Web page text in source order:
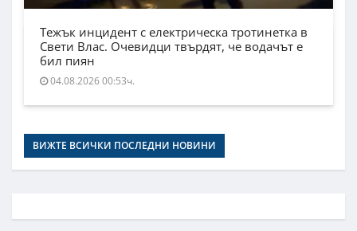
Тежък инцидент с електрическа тротинетка в
Свети Влас. Очевидци твърдят, че водачът е
бил пиян
04.08.2026 00:53ч.
ВИЖТЕ ВСИЧКИ ПОСЛЕДНИ НОВИНИ